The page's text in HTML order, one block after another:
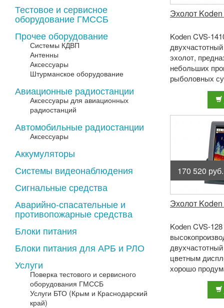
Тестовое и сервисное
оборудование ГМССБ
Прочее оборудование
Системы КДВП
Антенны
Аксессуары
Штурманское оборудование
Авиационные радиостанции
Аксессуары для авиационных
радиостанций
Автомобильные радиостанции
Аксессуары
Аккумуляторы
Системы видеонаблюдения
Сигнальные средства
Аварийно-спасательные и
противопожарные средства
Блоки питания
Блоки питания для АРБ и РЛО
Услуги
Поверка тестового и сервисного
оборудования ГМССБ
Услуги БТО (Крым и Краснодарский
край)
Эхолот
Koden CVS-
эхолот,
небольших
рыболовных
оснащена
дисплеем с
170 520 руб.
Эхолот
Koden CVS-
цветным
хорошо
удобными
простым ин ...